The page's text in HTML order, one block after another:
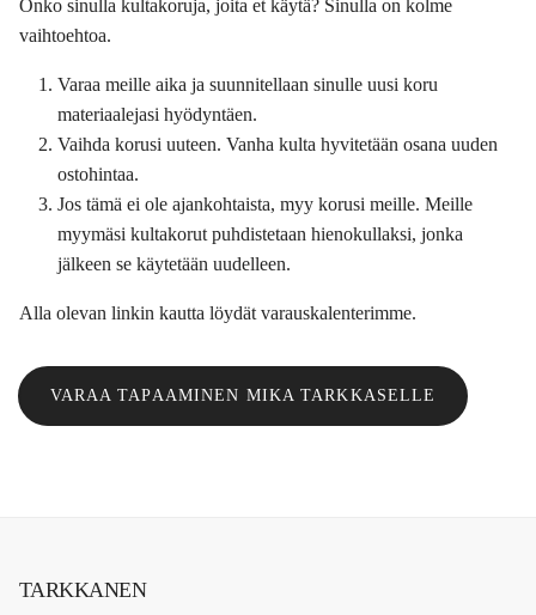
Onko sinulla kultakoruja, joita et käytä? Sinulla on kolme
vaihtoehtoa.
Varaa meille aika ja suunnitellaan sinulle uusi koru
materiaalejasi hyödyntäen.
Vaihda korusi uuteen. Vanha kulta hyvitetään osana uuden
ostohintaa.
Jos tämä ei ole ajankohtaista, myy korusi meille. Meille
myymäsi kultakorut puhdistetaan hienokullaksi, jonka
jälkeen se käytetään uudelleen.
Alla olevan linkin kautta löydät varauskalenterimme.
VARAA TAPAAMINEN MIKA TARKKASELLE
TARKKANEN